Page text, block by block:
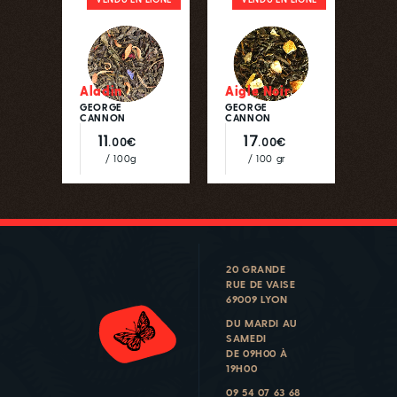
Aladin
GEORGE
CANNON
11.00€
/ 100g
Aigle Noir
GEORGE
CANNON
17.00€
/ 100 gr
20 GRANDE
RUE DE VAISE
69009 LYON
DU MARDI AU
SAMEDI
DE 09H00 À
19H00
09 54 07 63 68